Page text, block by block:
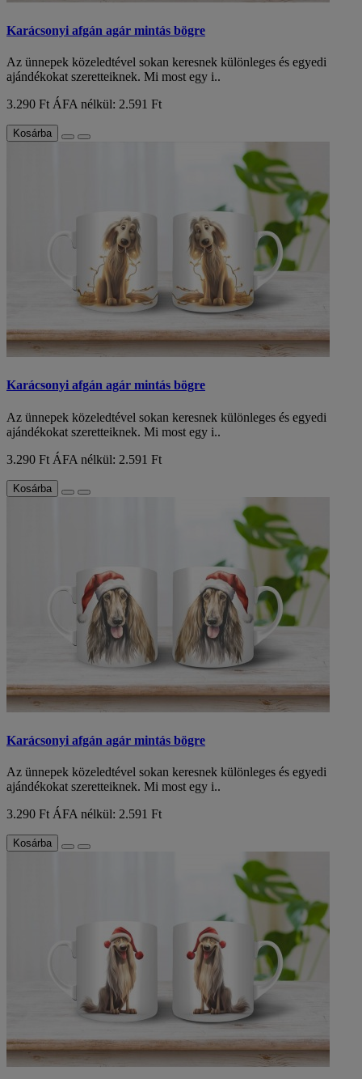
Karácsonyi afgán agár mintás bögre
Az ünnepek közeledtével sokan keresnek különleges és egyedi
ajándékokat szeretteiknek. Mi most egy i..
3.290 Ft ÁFA nélkül: 2.591 Ft
Kosárba
Karácsonyi afgán agár mintás bögre
Az ünnepek közeledtével sokan keresnek különleges és egyedi
ajándékokat szeretteiknek. Mi most egy i..
3.290 Ft ÁFA nélkül: 2.591 Ft
Kosárba
Karácsonyi afgán agár mintás bögre
Az ünnepek közeledtével sokan keresnek különleges és egyedi
ajándékokat szeretteiknek. Mi most egy i..
3.290 Ft ÁFA nélkül: 2.591 Ft
Kosárba